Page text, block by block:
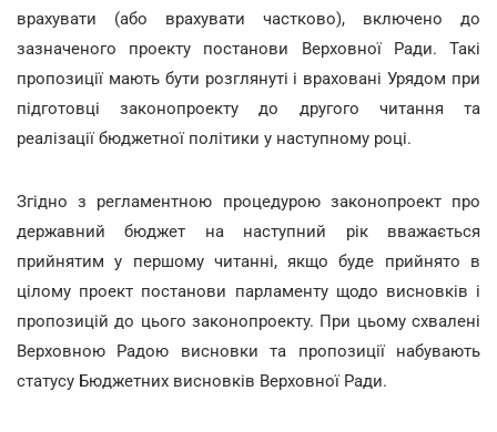
врахувати (або врахувати частково), включено до
зазначеного проекту постанови Верховної Ради. Такі
пропозиції мають бути розглянуті і враховані Урядом при
підготовці законопроекту до другого читання та
реалізації бюджетної політики у наступному році.
Згідно з регламентною процедурою законопроект про
державний бюджет на наступний рік вважається
прийнятим у першому читанні, якщо буде прийнято в
цілому проект постанови парламенту щодо висновків і
пропозицій до цього законопроекту. При цьому схвалені
Верховною Радою висновки та пропозиції набувають
статусу Бюджетних висновків Верховної Ради.